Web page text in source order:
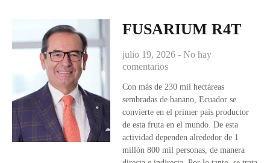
FUSARIUM R4T
julio 19, 2026 No hay
comentarios
Con más de 230 mil hectáreas
sembradas de banano, Ecuador se
convierte en el primer país productor
de esta fruta en el mundo. De esta
actividad dependen alrededor de 1
millón 800 mil personas, de manera